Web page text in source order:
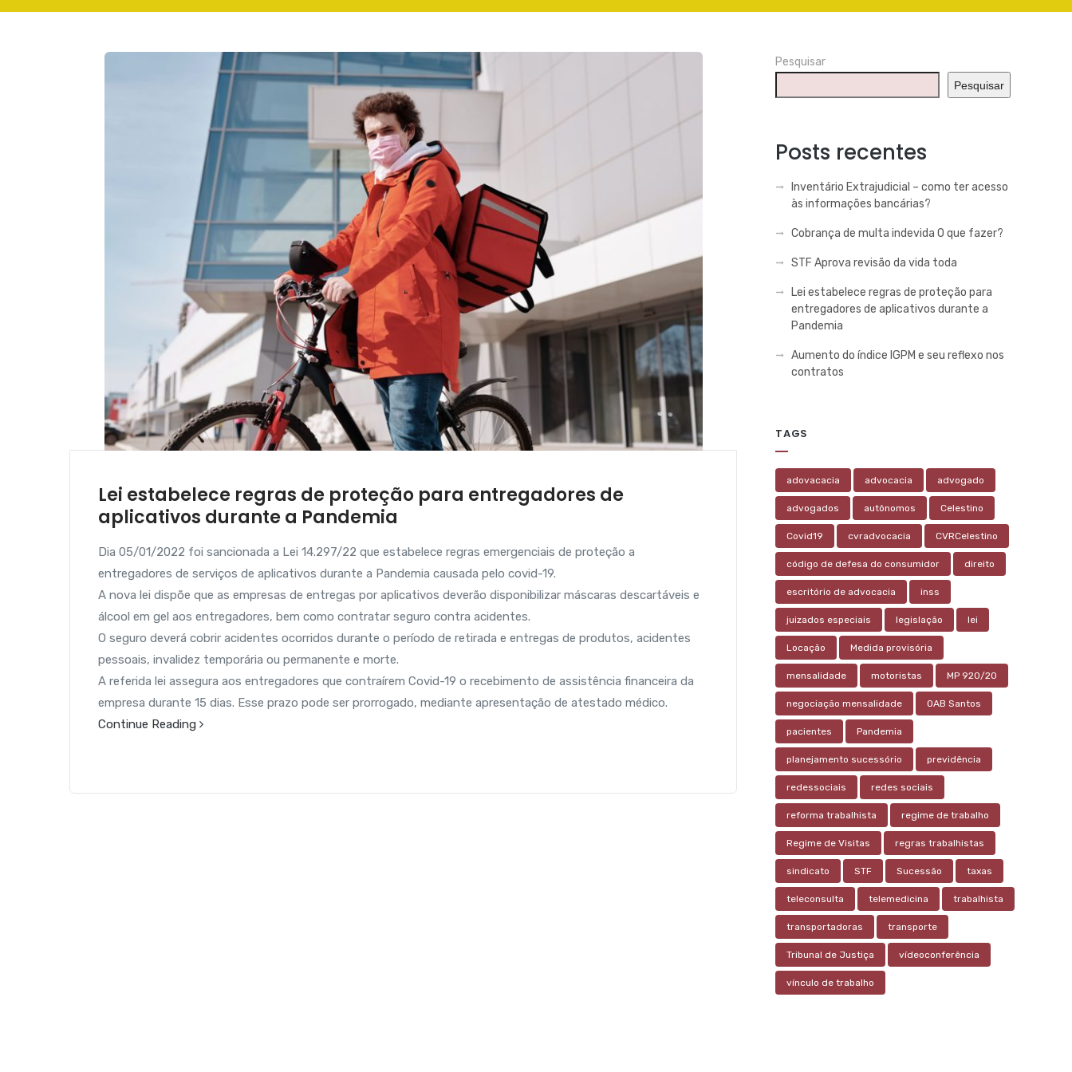
Lei estabelece regras de proteção para entregadores de
aplicativos durante a Pandemia
Dia 05/01/2022 foi sancionada a Lei 14.297/22 que estabelece regras emergenciais de proteção a
entregadores de serviços de aplicativos durante a Pandemia causada pelo covid-19.
A nova lei dispõe que as empresas de entregas por aplicativos deverão disponibilizar máscaras descartáveis e
álcool em gel aos entregadores, bem como contratar seguro contra acidentes.
O seguro deverá cobrir acidentes ocorridos durante o período de retirada e entregas de produtos, acidentes
pessoais, invalidez temporária ou permanente e morte.
A referida lei assegura aos entregadores que contraírem Covid-19 o recebimento de assistência financeira da
empresa durante 15 dias. Esse prazo pode ser prorrogado, mediante apresentação de atestado médico.
Continue Reading
Pesquisar
Pesquisar
Posts recentes
Inventário Extrajudicial – como ter acesso
às informações bancárias?
Cobrança de multa indevida O que fazer?
STF Aprova revisão da vida toda
Lei estabelece regras de proteção para
entregadores de aplicativos durante a
Pandemia
Aumento do índice IGPM e seu reflexo nos
contratos
TAGS
adovacacia advocacia advogado
advogados autônomos Celestino
Covid19 cvradvocacia CVRCelestino
código de defesa do consumidor direito
escritório de advocacia inss
juizados especiais legislação lei
Locação Medida provisória
mensalidade motoristas MP 920/20
negociação mensalidade OAB Santos
pacientes Pandemia
planejamento sucessório previdência
redessociais redes sociais
reforma trabalhista regime de trabalho
Regime de Visitas regras trabalhistas
sindicato STF Sucessão taxas
teleconsulta telemedicina trabalhista
transportadoras transporte
Tribunal de Justiça vídeoconferência
vínculo de trabalho